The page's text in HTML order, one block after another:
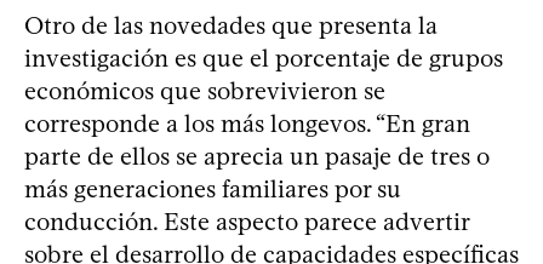
Otro de las novedades que presenta la
investigación es que el porcentaje de grupos
económicos que sobrevivieron se
corresponde a los más longevos. “En gran
parte de ellos se aprecia un pasaje de tres o
más generaciones familiares por su
conducción. Este aspecto parece advertir
sobre el desarrollo de capacidades específicas